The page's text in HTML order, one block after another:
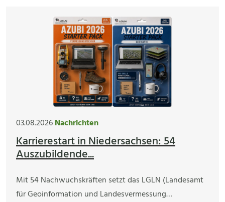
03.08.2026Nachrichten
Karrierestart in Niedersachsen: 54
Auszubildende...
Mit 54 Nachwuchskräften setzt das LGLN (Landesamt
für Geoinformation und Landesvermessung…